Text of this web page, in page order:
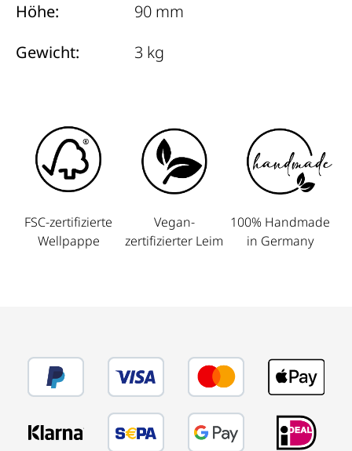
Höhe:
90 mm
Gewicht:
3 kg
FSC-zertifizierte
Wellpappe
Vegan-
zertifizierter Leim
100% Handmade
in Germany